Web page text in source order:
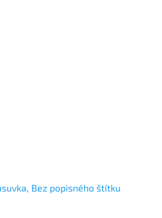
Bez popisného štítku